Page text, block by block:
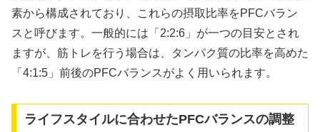
素から構成されており、これらの摂取比率をPFCバラン
スと呼びます。一般的には「2:2:6」が一つの目安とされ
ますが、筋トレを行う場合は、タンパク質の比率を高めた
「4:1:5」前後のPFCバランスがよく用いられます。
ライフスタイルに合わせたPFCバランスの調整